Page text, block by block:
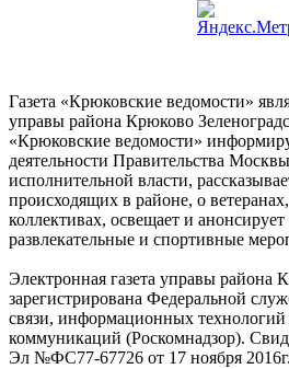
Газета «Крюковские ведомости»
управы района Крюково
«Крюковские ведомости»
деятельности Правительства
исполнительной власти,
происходящих в районе, о
коллективах, освещает и
развлекательные и спортивные
Электронная газета управы района
зарегистрирована Федеральной
связи, информационных
коммуникаций (Роскомнадзор).
Эл №ФС77-67726 от 17 ноября 2016г.